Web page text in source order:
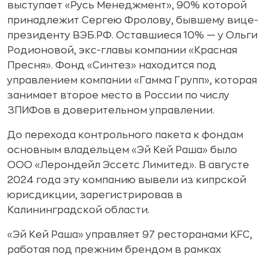
выступает «Русь Менеджмент», 90% которой
принадлежит Сергею Фролову, бывшему вице-
президенту ВЭБ.РФ. Оставшиеся 10% — у Ольги
Родионовой, экс-главы компании «Красная
Пресня». Фонд «Синтез» находится под
управлением компании «Гамма Групп», которая
занимает второе место в России по числу
ЗПИФов в доверительном управлении.
До перехода контрольного пакета к фондам
основным владельцем «Эй Кей Раша» было
ООО «Лерондейл Эссетс Лимитед». В августе
2024 года эту компанию вывели из кипрской
юрисдикции, зарегистрировав в
Калининградской области.
«Эй Кей Раша» управляет 97 ресторанами KFC,
работая под прежним брендом в рамках